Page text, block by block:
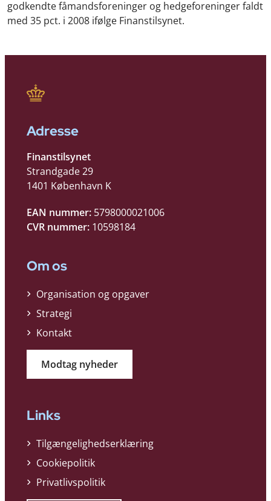
godkendte fåmandsforeninger og hedgeforeninger faldt
med 35 pct. i 2008 ifølge Finanstilsynet.
Adresse
Finanstilsynet
Strandgade 29
1401 København K
EAN nummer: 5798000021006
CVR nummer: 10598184
Om os
Organisation og opgaver
Strategi
Kontakt
Modtag nyheder
Links
Tilgængelighedserklæring
Cookiepolitik
Privatlivspolitik